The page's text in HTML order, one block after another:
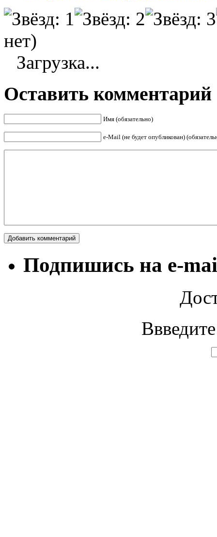
нет)
Загрузка...
Оставить комментарий
Имя (обязательно)
е-Mail (не будет опубликован)
Подпишись на e-